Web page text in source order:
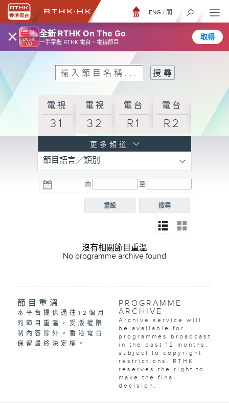
× 全新 RTHK On The Go
一手掌握 RTHK 電台、電視節目
取得
ENG / 簡
電視
31
電視
32
電台
R1
電台
R2
R3
電台 電台
R5
電台
普通
更多頻道
節目語言／類別
由 至
搜尋
重設
沒有相關節目重溫
No programme archive found
節目重溫
本平台提供過往12個月
的節目重溫，受版權限
制內容除外。香港電台
保留最終決定權。
PROGRAMME
ARCHIVE
Archive service will
be available for
programmes broadcast
in the past 12 months,
subject to copyright
restrictions. RTHK
reserves the right to
make the final
decision.